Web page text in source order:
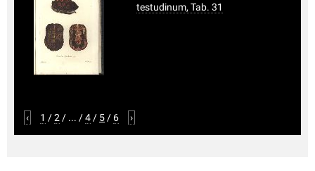
testudinum, Tab. 31
‹ 1 /2 / ... /4 / 5 / 6 ›